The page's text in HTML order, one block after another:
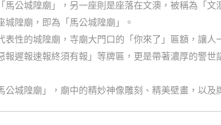
公城隍廟」，另一座則是座落在文澳，被稱為「
隍廟，即為「馬公城隍廟」。
表性的城隍廟，寺廟大門口的「你來了」匾額，讓
遲報速報終須有報」等牌匾，更是帶著濃厚的警
城隍廟」，廟中的精妙神像雕刻、精美壁畫，以